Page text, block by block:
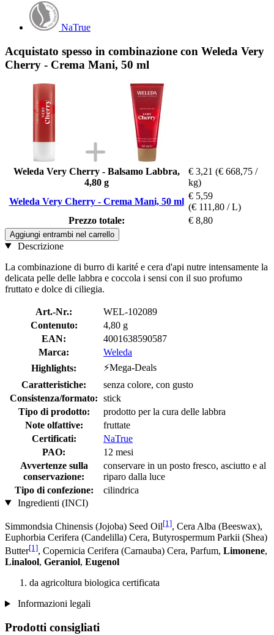
NaTrue
Acquistato spesso in combinazione con Weleda Very
Cherry - Crema Mani, 50 ml
Weleda Very Cherry - Balsamo Labbra,
4,80 g
€ 3,21 (€ 668,75 /
kg)
Weleda Very Cherry - Crema Mani, 50 ml
€ 5,59
(€ 111,80 / L)
Prezzo totale:
€ 8,80
Aggiungi entrambi nel carrello
Descrizione
La combinazione di burro di karité e cera d'api nutre intensamente la
delicata pelle delle labbra e coccola i sensi con il suo profumo
fruttato e dolce di ciliegia.
Art.-Nr.:
WEL-102089
Contenuto:
4,80 g
EAN:
4001638590587
Marca:
Weleda
Highlights:
⚡Mega-Deals
Caratteristiche:
senza colore, con gusto
Consistenza/formato: stick
Tipo di prodotto:
prodotto per la cura delle labbra
Note olfattive:
fruttate
Certificati:
NaTrue
PAO:
12 mesi
Avvertenze sulla
conservazione:
conservare in un posto fresco, asciutto e al
riparo dalla luce
Tipo di confezione:
cilindrica
Ingredienti (INCI)
Simmondsia Chinensis (Jojoba) Seed Oil[1], Cera Alba (Beeswax),
Euphorbia Cerifera (Candelilla) Cera, Butyrospermum Parkii (Shea)
Butter[1], Copernicia Cerifera (Carnauba) Cera, Parfum, Limonene,
Linalool, Geraniol, Eugenol
da agricoltura biologica certificata
Informazioni legali
Prodotti consigliati